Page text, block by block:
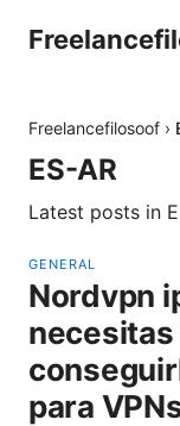
Freelancefilosoof ›
ES-AR
Latest posts in
GENERAL
Nordvpn
necesitas
para